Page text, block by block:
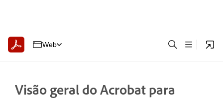
Web
Visão geral do Acrobat para